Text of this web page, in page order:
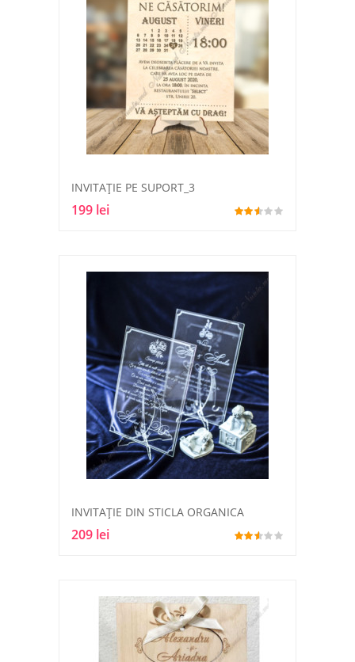
INVITAȚIE PE SUPORT_3
199 lei
INVITAȚIE DIN STICLA ORGANICA
209 lei